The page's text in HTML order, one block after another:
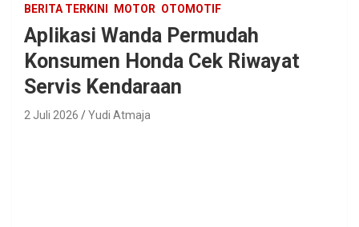
BERITA TERKINI MOTOR OTOMOTIF
Aplikasi Wanda Permudah
Konsumen Honda Cek Riwayat
Servis Kendaraan
2 Juli 2026 Yudi Atmaja